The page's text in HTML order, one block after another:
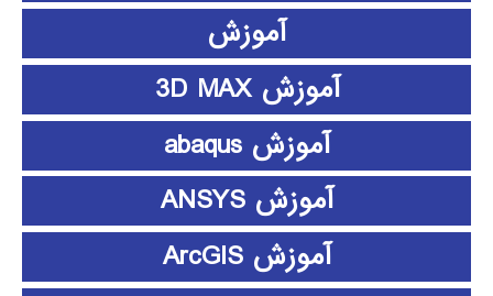
آموزش
آموزش 3D MAX
آموزش abaqus
آموزش ANSYS
آموزش ArcGIS